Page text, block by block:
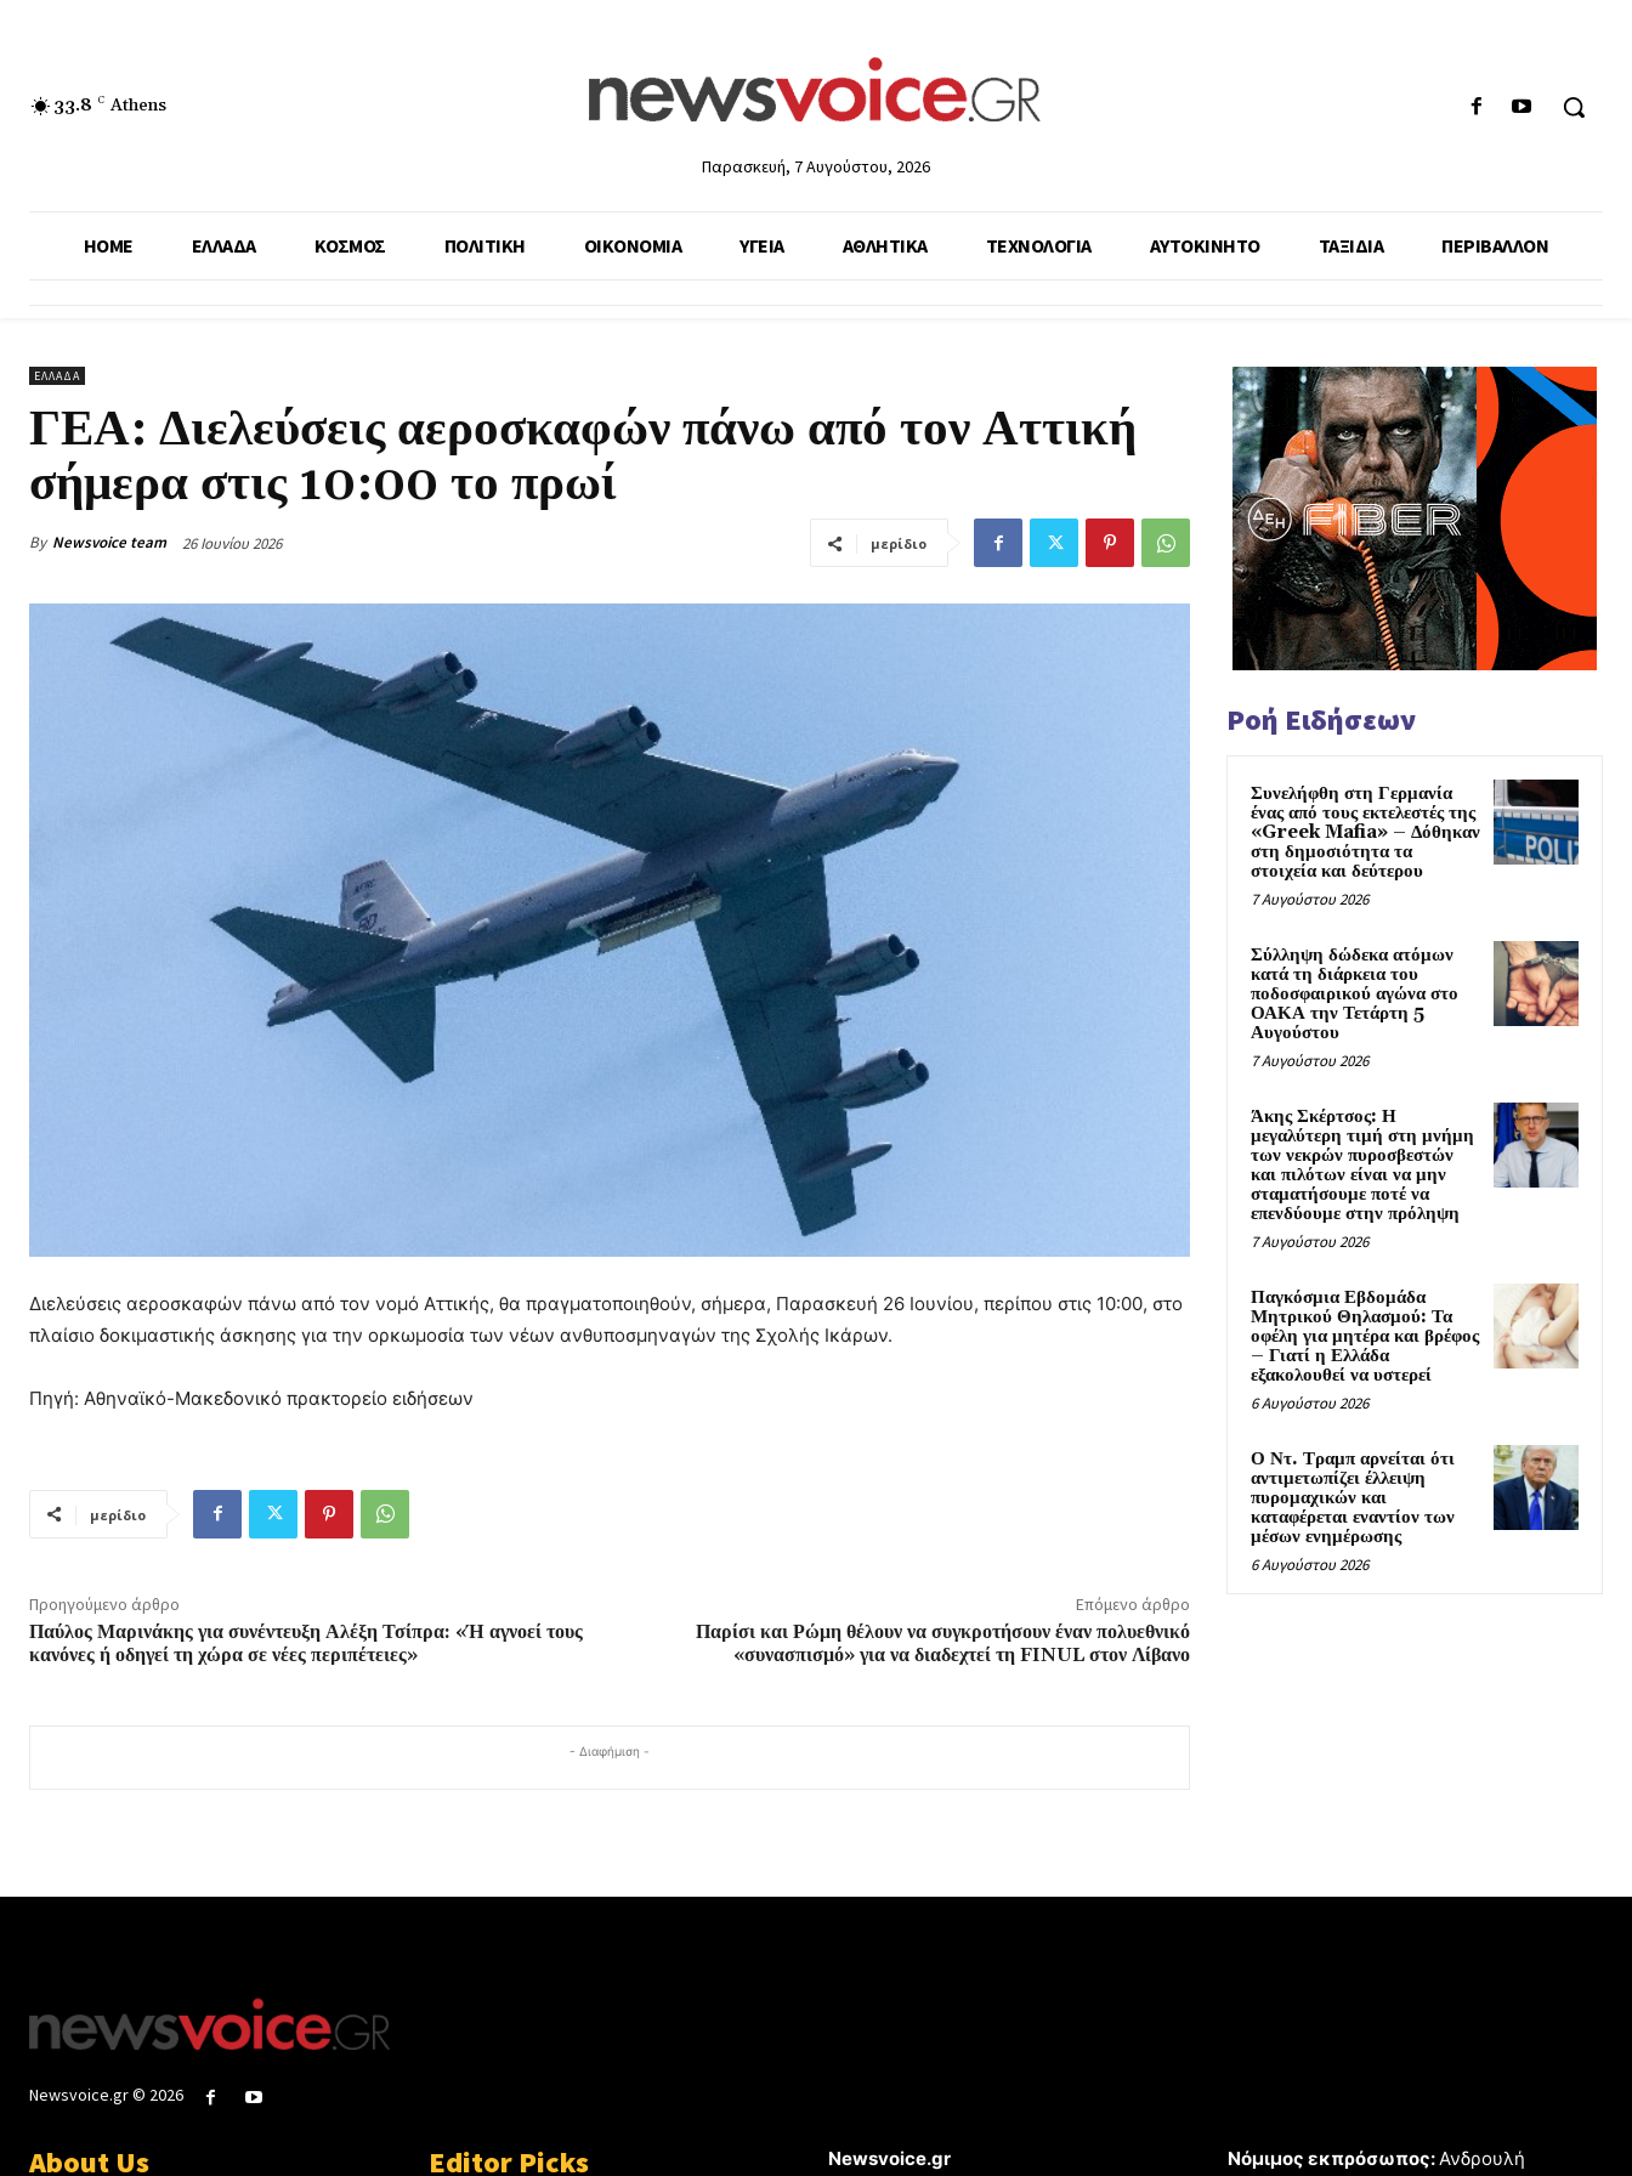
33.8 C Athens
Παρασκευή, 7 Αυγούστου, 2026
HOME ΕΛΛΑΔΑ ΚΟΣΜΟΣ ΠΟΛΙΤΙΚΗ ΟΙΚΟΝΟΜΙΑ ΥΓΕΙΑ ΑΘΛΗΤΙΚΑ ΤΕΧΝΟΛΟΓΙΑ ΑΥΤΟΚΙΝΗΤΟ ΤΑΞΙΔΙΑ ΠΕΡΙΒΑΛΛΟΝ
ΕΛΛΑΔΑ
ΓΕΑ: Διελεύσεις αεροσκαφών πάνω από τον Αττική
σήμερα στις 10:00 το πρωί
By Newsvoice team 26 Ιουνίου 2026 μερίδιο
Διελεύσεις αεροσκαφών πάνω από τον νομό Αττικής, θα πραγματοποιηθούν, σήμερα, Παρασκευή 26 Ιουνίου, περίπου στις 10:00, στο
πλαίσιο δοκιμαστικής άσκησης για την ορκωμοσία των νέων ανθυποσμηναγών της Σχολής Ικάρων.
Πηγή: Αθηναϊκό-Μακεδονικό πρακτορείο ειδήσεων
μερίδιο
Προηγούμενο άρθρο
Παύλος Μαρινάκης για συνέντευξη Αλέξη Τσίπρα: «Ή αγνοεί τους
κανόνες ή οδηγεί τη χώρα σε νέες περιπέτειες»
Επόμενο άρθρο
Παρίσι και Ρώμη θέλουν να συγκροτήσουν έναν πολυεθνικό
«συνασπισμό» για να διαδεχτεί τη FINUL στον Λίβανο
- Διαφήμιση -
Ροή Ειδήσεων
Συνελήφθη στη Γερμανία
ένας από τους εκτελεστές της
«Greek Mafia» – Δόθηκαν
στη δημοσιότητα τα
στοιχεία και δεύτερου
7 Αυγούστου 2026
Σύλληψη δώδεκα ατόμων
κατά τη διάρκεια του
ποδοσφαιρικού αγώνα στο
ΟΑΚΑ την Τετάρτη 5
Αυγούστου
7 Αυγούστου 2026
Άκης Σκέρτσος: Η
μεγαλύτερη τιμή στη μνήμη
των νεκρών πυροσβεστών
και πιλότων είναι να μην
σταματήσουμε ποτέ να
επενδύουμε στην πρόληψη
7 Αυγούστου 2026
Παγκόσμια Εβδομάδα
Μητρικού Θηλασμού: Τα
οφέλη για μητέρα και βρέφος
– Γιατί η Ελλάδα
εξακολουθεί να υστερεί
6 Αυγούστου 2026
Ο Ντ. Τραμπ αρνείται ότι
αντιμετωπίζει έλλειψη
πυρομαχικών και
καταφέρεται εναντίον των
μέσων ενημέρωσης
6 Αυγούστου 2026
Newsvoice.gr © 2026
About Us Editor Picks Newsvoice.gr Νόμιμος εκπρόσωπος:Ανδρουλή